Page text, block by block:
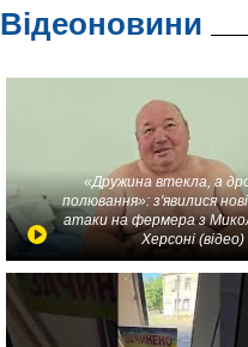
Відеоновини
«Дружина втекла, а
полювання»: з'явилися
атаки на фермера з
Херсоні (відео)